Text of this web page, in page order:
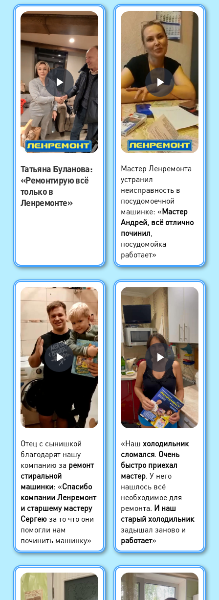
Татьяна Буланова:
«Ремонтирую всё
только в
Ленремонте»
Мастер Ленремонта
устранил
неисправность в
посудомоечной
машинке: «Мастер
Андрей, всё отлично
починил
посудомойка
работает»
Отец с сынишкой
благодарят нашу
компанию за ремонт
стиральной
машинки: «Спасибо
компании Ленремонт
и старшему мастеру
Сергеюза то что они
помогли нам
починить машинку»
«Наш холодильник
сломался. Очень
быстро приехал
мастер. У него
нашлось всё
необходимое для
ремонта. И наш
старый холодильник
задышал заново и
работает»